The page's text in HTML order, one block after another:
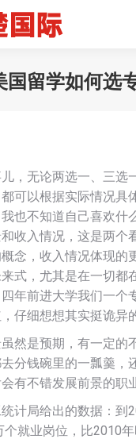
国留学如何选
，无论两选一、三选
可以根据实际情况具
也不知道自己喜欢什
收入情况，这是两个
念，收入情况体现的
式，尤其是在一切都
年前进大学我们一个
仔细想想其实挺诡异
然是预期，有一定的
分钱碗里的一瓢羹，
有不错发展前景的职
计局给出的数据：到
就业岗位，比2010年